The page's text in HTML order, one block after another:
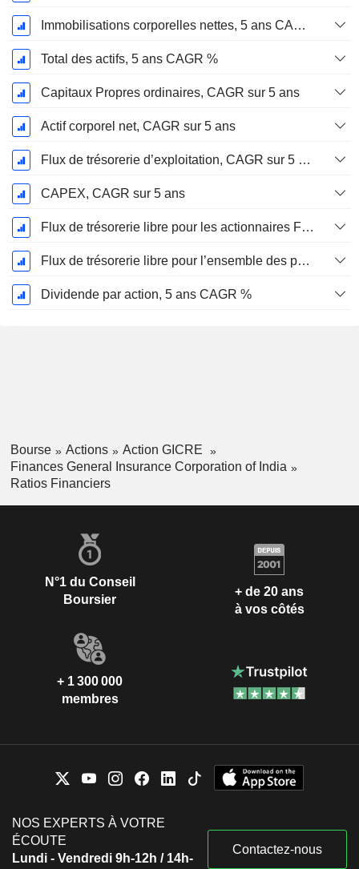
Immobilisations corporelles nettes, 5 ans CAGR %
Total des actifs, 5 ans CAGR %
Capitaux Propres ordinaires, CAGR sur 5 ans
Actif corporel net, CAGR sur 5 ans
Flux de trésorerie d’exploitation, CAGR sur 5 ans
CAPEX, CAGR sur 5 ans
Flux de trésorerie libre pour les actionnaires FCFE, CAGR sur 5 ans
Flux de trésorerie libre pour l’ensemble des pourvoyeurs de fonds (créanciers et actionnaires) FCFF, CAGR sur 5 ans
Dividende par action, 5 ans CAGR %
Bourse Actions
Action GICRE
Finances General Insurance Corporation of India
Ratios Financiers
N°1 du Conseil
Boursier
+ de 20 ans
à vos côtés
+ 1 300 000
membres
NOS EXPERTS À VOTRE
ÉCOUTE
Lundi - Vendredi 9h-12h / 14h-
Contactez-nous